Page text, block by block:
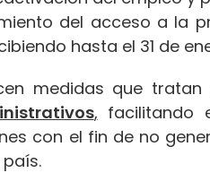
del acceso a la
hasta el 31 de
medidas que
, facilitando
con el fin de no